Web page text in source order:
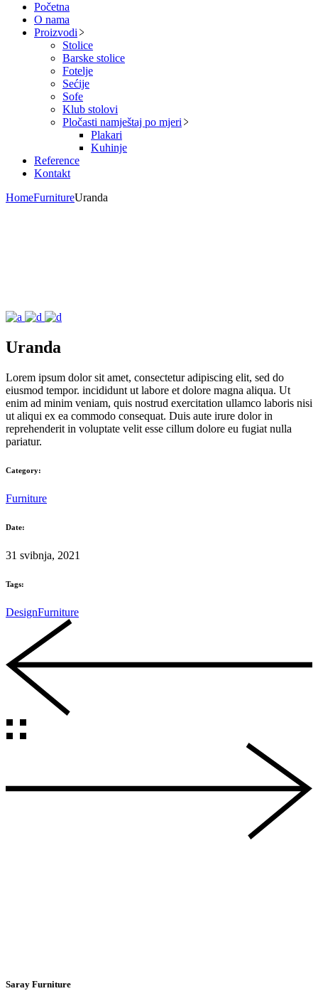
Početna
O nama
Proizvodi
Stolice
Barske stolice
Fotelje
Sećije
Sofe
Klub stolovi
Pločasti namještaj po mjeri
Plakari
Kuhinje
Reference
Kontakt
HomeFurnitureUranda
Uranda
Lorem ipsum dolor sit amet, consectetur adipiscing elit, sed do
eiusmod tempor. incididunt ut labore et dolore magna aliqua. Ut
enim ad minim veniam, quis nostrud exercitation ullamco laboris nisi
ut aliqui ex ea commodo consequat. Duis aute irure dolor in
reprehenderit in voluptate velit esse cillum dolore eu fugiat nulla
pariatur.
Category:
Furniture
Date:
31 svibnja, 2021
Tags:
DesignFurniture
Saray Furniture